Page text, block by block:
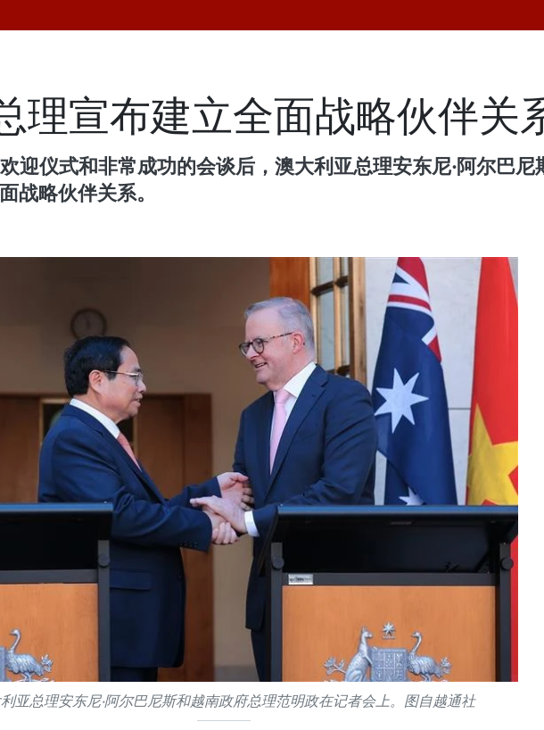
理宣布建立全面战略伙伴关
迎仪式和非常成功的会谈后，澳大利亚总理安东尼·阿尔巴
战略伙伴关系。
亚总理安东尼·阿尔巴尼斯和越南政府总理范明政在记者会上。图自越通社